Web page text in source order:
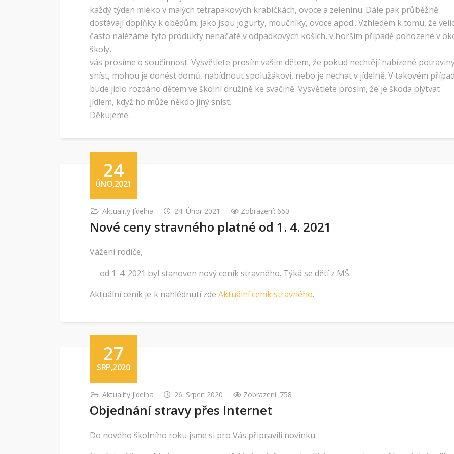
každý týden mléko v malých tetrapakových krabičkách, ovoce a zeleninu. Dále pak průběžně
dostávají doplňky k obědům, jako jsou jogurty, moučníky, ovoce apod.. Vzhledem k tomu, že
často nalézáme tyto produkty nenačaté v odpadkových koších, v horším případě pohozené v
školy,
vás prosíme o součinnost. Vysvětlete prosím vašim dětem, že pokud nechtějí nabízené
sníst, mohou je donést domů, nabídnout spolužákovi, nebo je nechat v jídelně. V takovém
bude jídlo rozdáno dětem ve školní družině ke svačině. Vysvětlete prosím, že je škoda plýtvat
jídlem, když ho může někdo jiný sníst.
Děkujeme.
24
ÚNO,2021
Aktuality Jídelna 24. Únor 2021 Zobrazení: 660
Nové ceny stravného platné od 1. 4. 2021
Vážení rodiče,
od 1. 4. 2021 byl stanoven nový ceník stravného. Týká se dětí z MŠ.
Aktuální ceník je k nahlédnutí zde Aktuální ceník stravného.
27
SRP,2020
Aktuality Jídelna 26. Srpen 2020 Zobrazení: 758
Objednání stravy přes Internet
Do nového školního roku jsme si pro Vás připravili novinku.